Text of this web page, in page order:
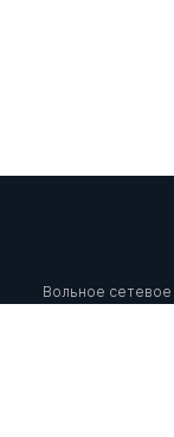
Вольное
репортеров,